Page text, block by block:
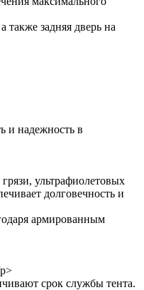
задняя дверь на
и надежность в
ультрафиолетовых
долговечность и
армированным
срок службы тента.